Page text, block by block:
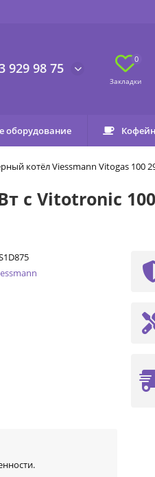
929 98 75
0
оборудование
котёл Viessmann Vitogas 100 29
с Vitotronic